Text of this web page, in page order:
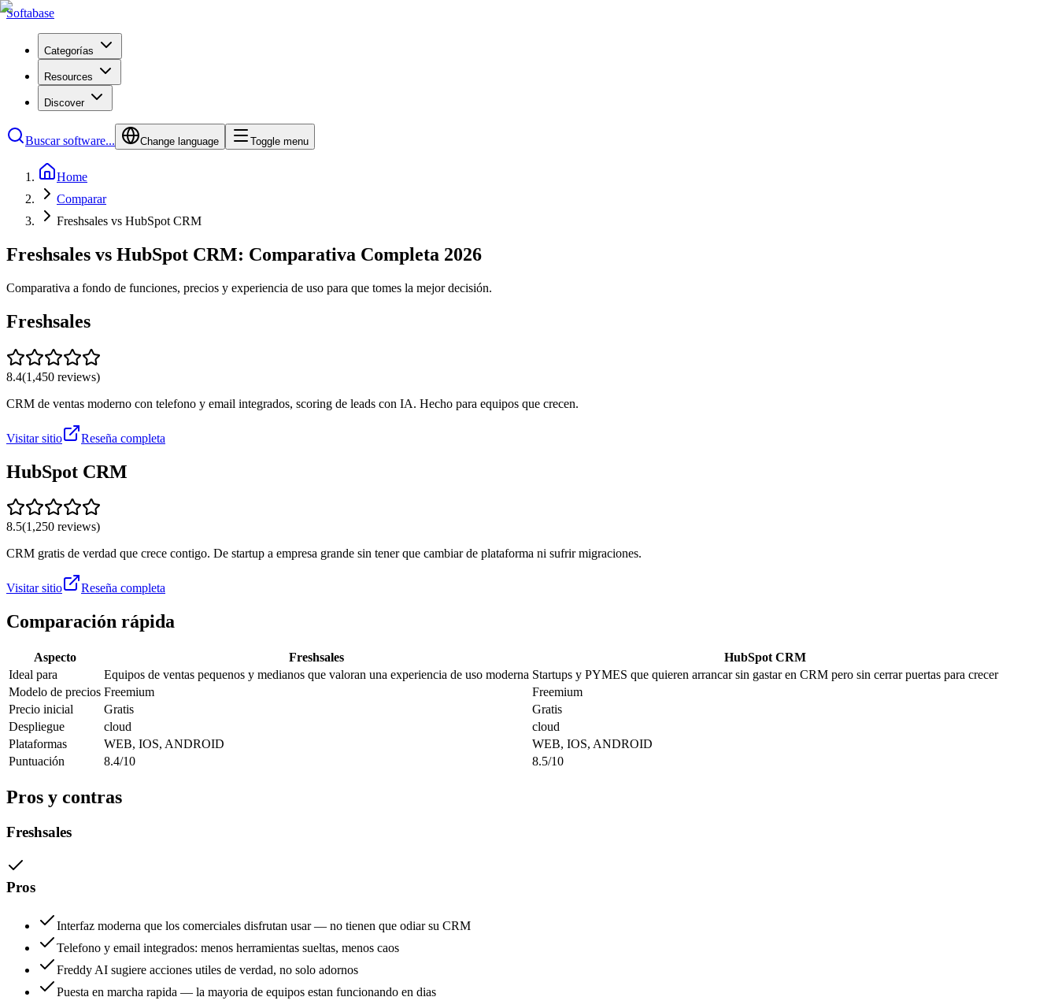
Softabase
Categorías
Resources
Discover
Buscar software... Change language Toggle menu
Home
Comparar
Freshsales vs HubSpot CRM
Freshsales vs HubSpot CRM: Comparativa Completa 2026
Comparativa a fondo de funciones, precios y experiencia de uso para que tomes la mejor decisión.
Freshsales
8.4(1,450 reviews)
CRM de ventas moderno con telefono y email integrados, scoring de leads con IA. Hecho para equipos que crecen.
Visitar sitio Reseña completa
HubSpot CRM
8.5(1,250 reviews)
CRM gratis de verdad que crece contigo. De startup a empresa grande sin tener que cambiar de plataforma ni sufrir migraciones.
Visitar sitio Reseña completa
Comparación rápida
Aspecto Freshsales
HubSpot CRM
Ideal para
Equipos de ventas pequenos y medianos que valoran una experiencia de uso moderna Startups y PYMES que quieren arrancar sin gastar en CRM pero sin cerrar puertas para crecer
Modelo de precios Freemium
Freemium
Precio inicial
Gratis
Gratis
Despliegue
cloud
cloud
Plataformas
WEB, IOS, ANDROID
WEB, IOS, ANDROID
Puntuación
8.4/10 8.5/10
Pros y contras
Freshsales
Pros
Interfaz moderna que los comerciales disfrutan usar — no tienen que odiar su CRM
Telefono y email integrados: menos herramientas sueltas, menos caos
Freddy AI sugiere acciones utiles de verdad, no solo adornos
Puesta en marcha rapida — la mayoria de equipos estan funcionando en dias